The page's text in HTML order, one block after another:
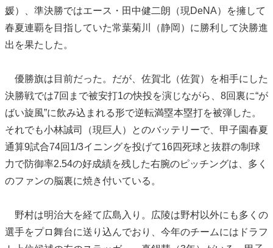
媛）、準決勝ではエース・田中健二朗（現DeNA）を擁して
春夏連覇を目指していた常葉菊川（静岡）に勝利して決勝進
出を果たした。
優勝旗は目前だった。だが、佐賀北（佐賀）を相手にした
決勝戦では7回まで被安打1の快投を演じながら、8回裏に“が
ばい旋風”に飲み込まれる形で逆転満塁本塁打を被弾した。
それでも小林誠司（現巨人）とのバッテリーで、甲子園春夏
通算9試合74回1/3イニングを投げて16四死球と抜群の制球
力で防御率2.54の好成績を残した右腕のピッチングは、多く
のファンの脳裏に焼き付いている。
野村は明治大を経て広島入り。広陵は野村以外にも多くの
選手をプロ舞台に送り込んでおり、今年のチームにはドラフ